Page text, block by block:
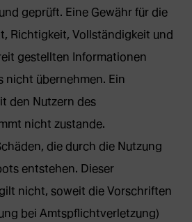
geprüft. Eine Gewähr für die
Richtigkeit, Vollständigkeit und
gestellten Informationen
nicht übernehmen. Ein
den Nutzern des
nicht zustande.
die durch die Nutzung
entstehen. Dieser
nicht, soweit die Vorschriften
bei Amtspflichtverletzung)